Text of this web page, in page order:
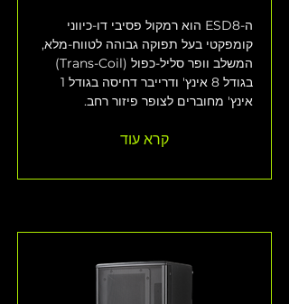
ה-ESD8 הוא רמקול פסיבי דו-כיווני
קומפקטי בעל תפוקה גבוהה לטווח-מלא,
המשלב וופר סליל-כפול (Trans-Coil)
אינץ' מחוברים לצופר פיזור רחב.
קרא עוד